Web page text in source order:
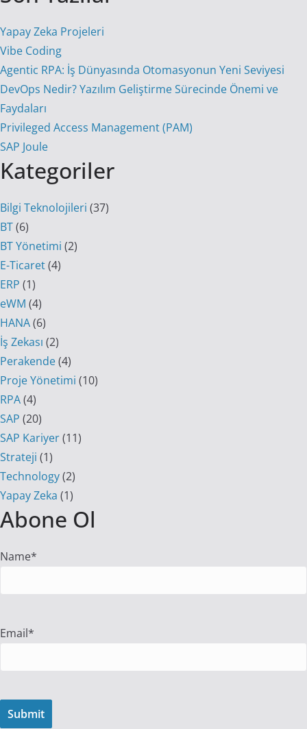
Yapay Zeka Projeleri
Vibe Coding
Agentic RPA: İş Dünyasında Otomasyonun Yeni Seviyesi
DevOps Nedir? Yazılım Geliştirme Sürecinde Önemi ve
Faydaları
Privileged Access Management (PAM)
SAP Joule
Kategoriler
Bilgi Teknolojileri (37)
BT(6)
BT Yönetimi (2)
E-Ticaret(4)
ERP (1)
eWM (4)
HANA(6)
İş Zekası (2)
Perakende(4)
Proje Yönetimi (10)
RPA(4)
SAP (20)
SAP Kariyer(11)
Strateji (1)
Technology(2)
Yapay Zeka (1)
Abone Ol
Name*
Email*